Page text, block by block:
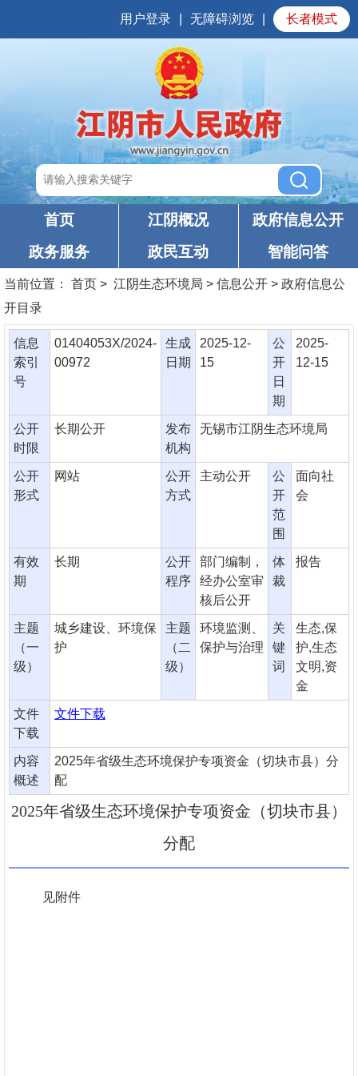
用户登录 无障碍浏览 长者模式
首页 江阴概况
政府信息公开
政务服务
政民互动 智能问答
当前位置： 首页 > 江阴生态环境局 > 信息公开 > 政府信息公
开目录
信息
索引
号
01404053X/2024-
00972
生成
日期
2025-12-
15
公
开
日
期
2025-
12-15
公开
时限
长期公开
发布
机构
无锡市江阴生态环境局
公开
形式
网站
公开
方式
主动公开
公
开
范
围
面向社
会
有效
期
长期
公开
程序
部门编制，
经办公室审
核后公开
体
裁
报告
主题
（一
级）
城乡建设、环境保
护
主题
（二
级）
环境监测、
保护与治理
关
键
词
生态,保
护,生态
文明,资
金
文件
下载
文件下载
内容
概述
2025年省级生态环境保护专项资金（切块市县）分
配
2025年省级生态环境保护专项资金（切块市县）
分配
见附件